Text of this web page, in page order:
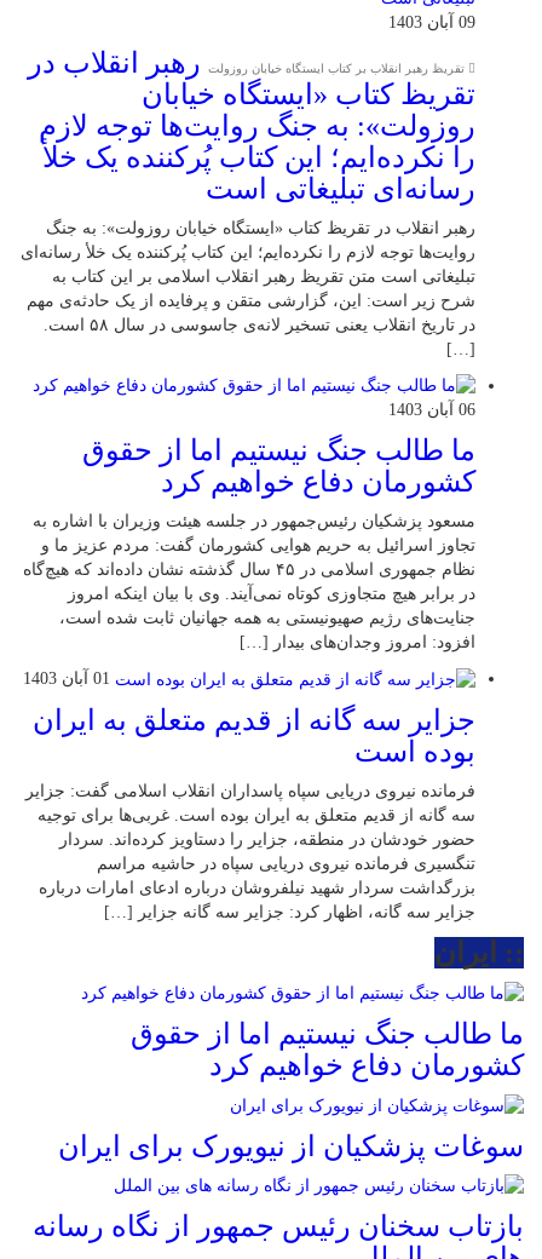
09 آبان 1403
تقریظ رهبر انقلاب بر کتاب ایستگاه خیابان روزولت
رهبر انقلاب در
تقریظ کتاب «ایستگاه خیابان
روزولت»: به جنگ روایت‌ها توجه لازم
را نکرده‌ایم؛ این کتاب پُرکننده‌ یک خلأ
رسانه‌ای تبلیغاتی است
رهبر انقلاب در تقریظ کتاب «ایستگاه خیابان روزولت»: به جنگ
روایت‌ها توجه لازم را نکرده‌ایم؛ این کتاب پُرکننده‌ یک خلأ رسانه‌ای
تبلیغاتی است متن تقریظ رهبر انقلاب اسلامی بر این کتاب به
شرح زیر است: این، گزارشی متقن و پرفایده از یک حادثه‌ی مهم
در تاریخ انقلاب یعنی تسخیر لانه‌ی جاسوسی در سال ۵۸ است.
[…]
06 آبان 1403
ما طالب جنگ نیستیم اما از حقوق
کشورمان دفاع خواهیم کرد
مسعود پزشکیان رئیس‌جمهور در جلسه هیئت وزیران با اشاره به
تجاوز اسرائیل به حریم هوایی کشورمان گفت: مردم عزیز ما و
نظام جمهوری اسلامی در ۴۵ سال گذشته نشان داده‌اند که هیچ‌گاه
در برابر هیچ متجاوزی کوتاه نمی‌آیند. وی با بیان اینکه امروز
جنایت‌های رژیم صهیونیستی به همه جهانیان ثابت شده است،
افزود: امروز وجدان‌های بیدار […]
01 آبان 1403
جزایر سه گانه از قدیم متعلق به ایران
بوده است
فرمانده نیروی دریایی سپاه پاسداران انقلاب اسلامی گفت: جزایر
سه گانه از قدیم متعلق به ایران بوده است. غربی‌ها برای توجیه
حضور خودشان در منطقه، جزایر را دستاویز کرده‌اند. سردار
تنگسیری فرمانده نیروی دریایی سپاه در حاشیه مراسم
بزرگداشت سردار شهید نیلفروشان درباره ادعای امارات درباره
جزایر سه گانه، اظهار کرد: جزایر سه گانه جزایر […]
:: ایران
ما طالب جنگ نیستیم اما از حقوق
کشورمان دفاع خواهیم کرد
سوغات پزشکیان از نیویورک برای ایران
بازتاب سخنان رئیس جمهور از نگاه رسانه